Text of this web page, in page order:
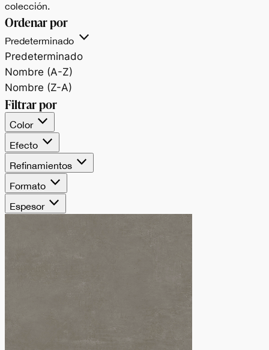
colección.
Ordenar por
Predeterminado
Predeterminado
Nombre (A-Z)
Nombre (Z-A)
Filtrar por
Color
Efecto
Refinamientos
Formato
Espesor